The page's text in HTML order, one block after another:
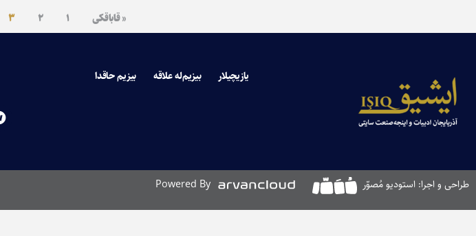
« قاباقکی ۱ ۲ ۳
یازیچیلار بیزیم‌له علاقه بیزیم حاقدا
طراحی و اجرا: استودیو مُصوّر Powered By